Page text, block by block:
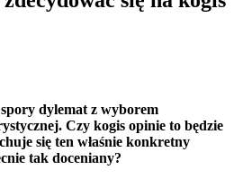
dylemat z wyborem
Czy kogis opinie to będzie
się ten właśnie konkretny
tak doceniany?